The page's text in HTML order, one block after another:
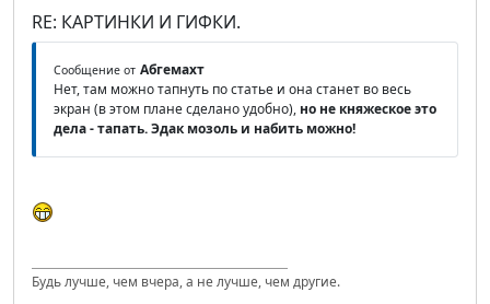
RE: КАРТИНКИ И ГИФКИ.
Сообщение от Абгемахт
Нет, там можно тапнуть по статье и она станет во весь
экран (в этом плане сделано удобно), но не княжеское это
дела - тапать. Эдак мозоль и набить можно!
Будь лучше, чем вчера, а не лучше, чем другие.